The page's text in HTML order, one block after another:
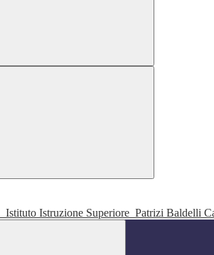
Istituto Istruzione Superiore Patrizi Baldelli